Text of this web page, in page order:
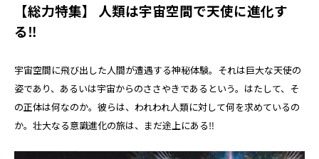
【総力特集】 人類は宇宙空間で天使に進化す
る‼
宇宙空間に飛び出した人間が遭遇する神秘体験。それは巨大な天使の
姿であり、あるいは宇宙からのささやきであるという。はたして、そ
の正体は何なのか。彼らは、われわれ人類に対して何を求めているの
か。壮大なる意識進化の旅は、まだ途上にある‼